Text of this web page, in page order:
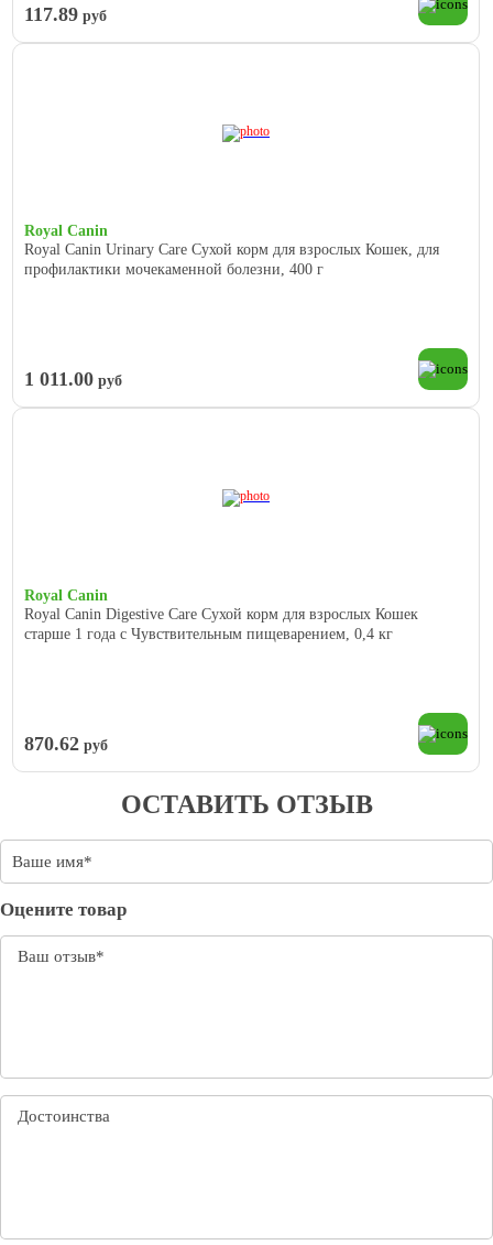
117.89 руб
Royal Canin
Royal Canin Urinary Care Сухой корм для взрослых Кошек, для
профилактики мочекаменной болезни, 400 г
1 011.00 руб
Royal Canin
Royal Canin Digestive Care Сухой корм для взрослых Кошек
старше 1 года с Чувствительным пищеварением, 0,4 кг
870.62 руб
ОСТАВИТЬ ОТЗЫВ
Оцените товар